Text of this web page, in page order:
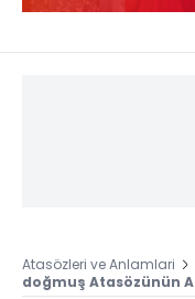
Atasözleri ve Anlamlari
doğmuş Atasözünün